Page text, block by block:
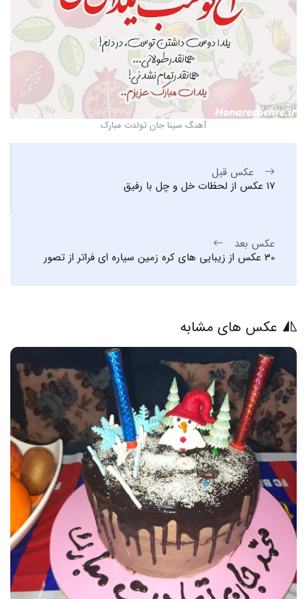
آهنگ سینا جان تولدت مبارک
عکس قبل
17 عکس از لحظات خل و چل با رفیق
عکس بعد
30 عکس از زیبایی های کره زمین سیاره ای فراتر از تصور
عکس های مشابه
16 عکس از کیک تولد خاص برای خوشحالی لحظه‌ها